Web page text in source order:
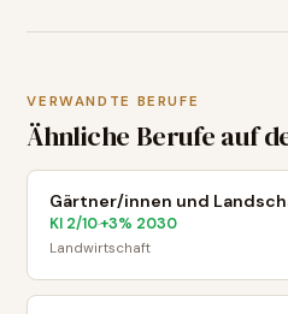
VERWANDTE BERUFE
Ähnliche Berufe auf
Gärtner/innen und
KI 2/10·+3% 2030
Landwirtschaft